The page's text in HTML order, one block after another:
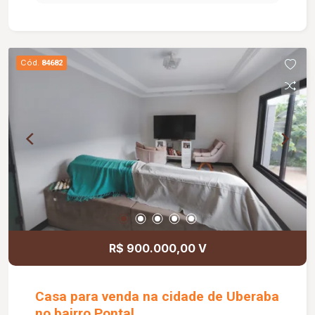
Cód. 84682
R$ 900.000,00 V
Casa para venda na cidade de Uberaba